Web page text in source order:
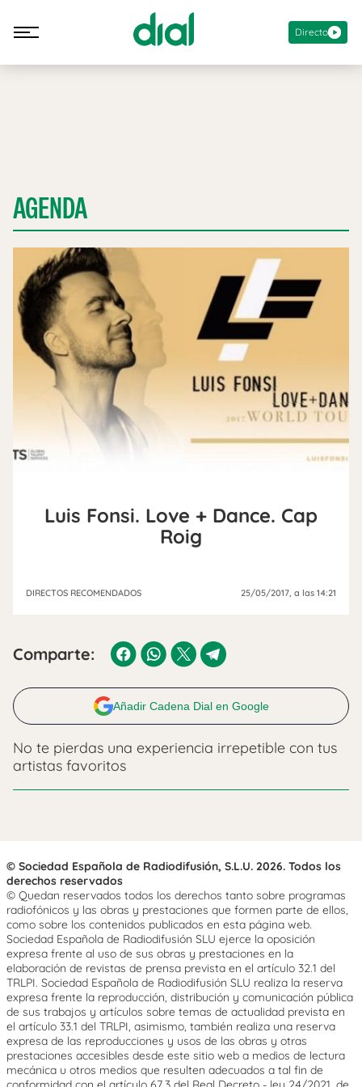
Directo
AGENDA
Luis Fonsi. Love + Dance. Cap
Roig
DIRECTOS RECOMENDADOS 25/05/2017 , a las 14:21
Comparte:
Añadir Cadena Dial en Google
No te pierdas una experiencia irrepetible con tus
artistas favoritos
© Sociedad Española de Radiodifusión, S.L.U. 2026. Todos los
derechos reservados
© Quedan reservados todos los derechos tanto sobre programas
radiofónicos y las obras y prestaciones que formen parte de ellos,
como sobre los contenidos publicados en esta página web.
Sociedad Española de Radiodifusión SLU ejerce la oposición
expresa frente al uso de sus obras y prestaciones en la
elaboración de revistas de prensa prevista en el artículo 32.1 del
TRLPI. Sociedad Española de Radiodifusión SLU realiza la reserva
expresa frente la reproducción, distribución y comunicación pública
de sus trabajos y artículos sobre temas de actualidad prevista en
el artículo 33.1 del TRLPI, asimismo, también realiza una reserva
expresa de las reproducciones y usos de las obras y otras
prestaciones accesibles desde este sitio web a medios de lectura
mecánica u otros medios que resulten adecuados a tal fin de